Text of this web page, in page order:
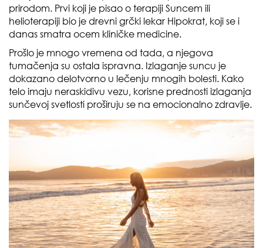
prirodom. Prvi koji je pisao o terapiji Suncem ili
helioterapiji bio je drevni grčki lekar Hipokrat, koji se i
danas smatra ocem kliničke medicine.
Prošlo je mnogo vremena od tada, a njegova
tumačenja su ostala ispravna. Izlaganje suncu je
dokazano delotvorno u lečenju mnogih bolesti. Kako
telo imaju neraskidivu vezu, korisne prednosti izlaganja
sunčevoj svetlosti proširuju se na emocionalno zdravlje.